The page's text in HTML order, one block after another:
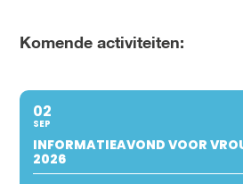
Komende activiteiten:
02
SEP
INFORMATIEAVOND VOOR
2026